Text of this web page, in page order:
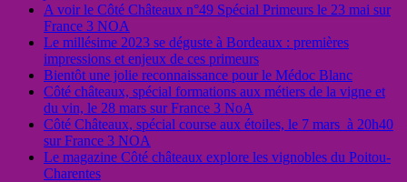
A voir le Côté Châteaux n°49 Spécial Primeurs le 23 mai sur
France 3 NOA
Le millésime 2023 se déguste à Bordeaux : premières
impressions et enjeux de ces primeurs
Bientôt une jolie reconnaissance pour le Médoc Blanc
Côté châteaux, spécial formations aux métiers de la vigne et
du vin, le 28 mars sur France 3 NoA
Côté Châteaux, spécial course aux étoiles, le 7 mars à 20h40
sur France 3 NOA
Le magazine Côté châteaux explore les vignobles du Poitou-
Charentes